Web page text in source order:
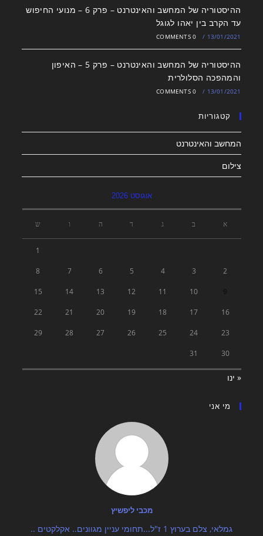
ההיסטוריה של המחשב והאינטרנט – פרק 6 – מנועי החיפוש
עד הקרב בין יאהו לגוגל
13/01/2021
/
0 COMMENTS
ההיסטוריה של המחשב והאינטרנט – פרק 5 – האיפון
והמהפכה הסלולרית
13/01/2021
/
0 COMMENTS
קטגוריות
המחשב והאינטרנט
צילום
אוגוסט 2026
א ב ג ד ה ו ש
1
2
3
4
5
6
7
8
10
11
12
13
14
15
16
17
18
19
20
21
22
23
24
25
26
27
28
29
30
31
« ינו
מי אני
מכבי ליפשיץ
גמלאי, צלם בערוץ 1 ז"ל...תחומי עניין מגוונים.. אקלקטים ..